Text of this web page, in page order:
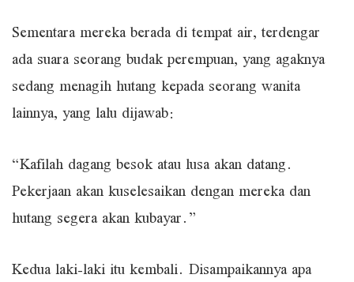
Sementara mereka berada di tempat air, terdengar
ada suara seorang budak perempuan, yang agaknya
sedang menagih hutang kepada seorang wanita
lainnya, yang lalu dijawab:
“Kafilah dagang besok atau lusa akan datang.
Pekerjaan akan kuselesaikan dengan mereka dan
hutang segera akan kubayar.”
Kedua laki-laki itu kembali. Disampaikannya apa